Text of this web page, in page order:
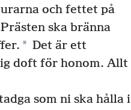
och fettet på
Prästen ska bränna
* Det är ett
doft för honom. Allt
som ni ska hålla i